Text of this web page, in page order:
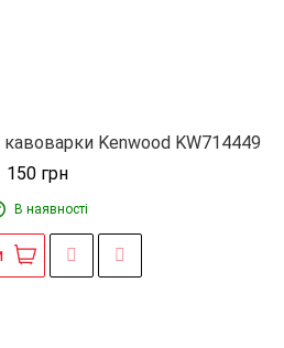
кавоварки Kenwood KW714449
150 грн
В наявності